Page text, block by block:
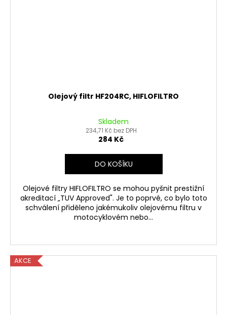
Olejový filtr HF204RC, HIFLOFILTRO
Skladem
234,71 Kč bez DPH
284 Kč
DO KOŠÍKU
Olejové filtry HIFLOFILTRO se mohou pyšnit prestižní
akreditací „TUV Approved". Je to poprvé, co bylo toto
schválení přiděleno jakémukoliv olejovému filtru v
motocyklovém nebo...
AKCE